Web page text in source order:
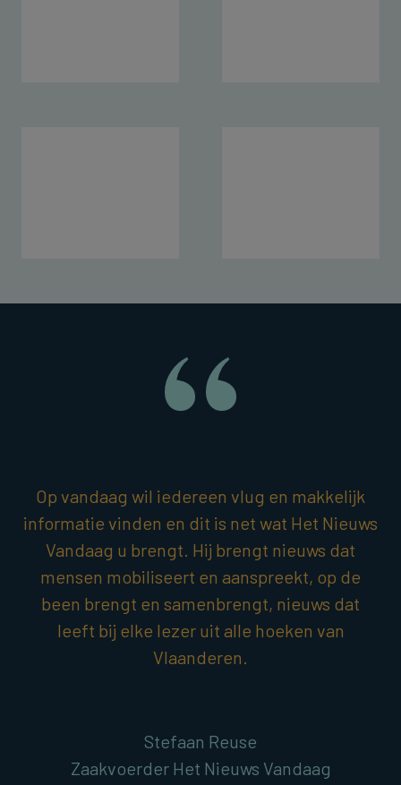
Op vandaag wil iedereen vlug en makkelijk
informatie vinden en dit is net wat Het Nieuws
Vandaag u brengt. Hij brengt nieuws dat
mensen mobiliseert en aanspreekt, op de
been brengt en samenbrengt, nieuws dat
leeft bij elke lezer uit alle hoeken van
Vlaanderen.
Stefaan Reuse
Zaakvoerder Het Nieuws Vandaag